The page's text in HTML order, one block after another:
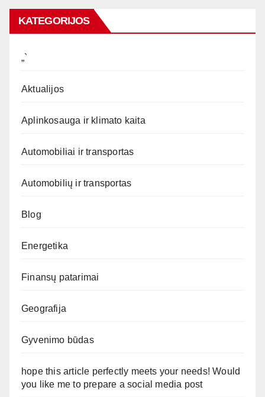
KATEGORIJOS
„`
Aktualijos
Aplinkosauga ir klimato kaita
Automobiliai ir transportas
Automobilių ir transportas
Blog
Energetika
Finansų patarimai
Geografija
Gyvenimo būdas
hope this article perfectly meets your needs! Would
you like me to prepare a social media post